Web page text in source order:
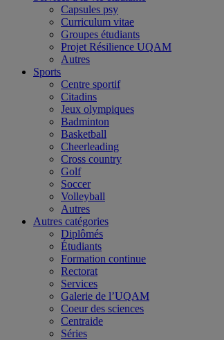
Capsules psy
Curriculum vitae
Groupes étudiants
Projet Résilience UQAM
Autres
Sports
Centre sportif
Citadins
Jeux olympiques
Badminton
Basketball
Cheerleading
Cross country
Golf
Soccer
Volleyball
Autres
Autres catégories
Diplômés
Étudiants
Formation continue
Rectorat
Services
Galerie de l’UQAM
Coeur des sciences
Centraide
Séries